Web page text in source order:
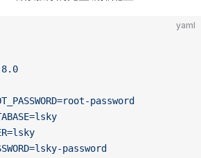
yaml
password
password